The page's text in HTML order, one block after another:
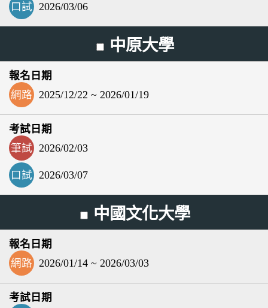
口試 2026/03/06
中原大學
網路 2025/12/22 ~ 2026/01/19
筆試 2026/02/03
口試 2026/03/07
中國文化大學
網路 2026/01/14 ~ 2026/03/03